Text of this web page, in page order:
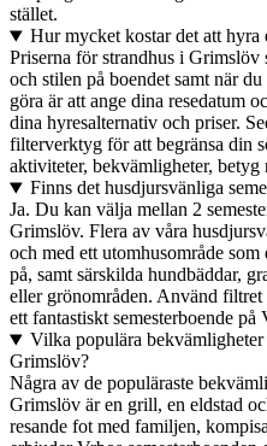
stället.
Hur mycket kostar det att hyra
Priserna för strandhus i Grimslöv
och stilen på boendet samt när
göra är att ange dina resedatum
dina hyresalternativ och priser.
filterverktyg för att begränsa din
aktiviteter, bekvämligheter, betyg
Finns det husdjursvänliga
Ja. Du kan välja mellan 2
Grimslöv. Flera av våra
och med ett utomhusområde
på, samt särskilda hundbäddar,
eller grönområden. Använd
ett fantastiskt semesterboende på
Vilka populära bekvämligheter
Grimslöv?
Några av de populäraste
Grimslöv är en grill, en eldstad
resande fot med familjen,